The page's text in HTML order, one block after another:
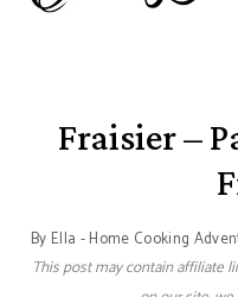
Everyday
Ingredients
Fraisier –
By Ella - Home Cooking
This post may contain affiliate